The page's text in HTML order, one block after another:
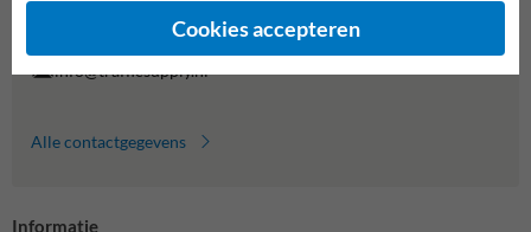
formulier in en we reageren zo spoedig mogelijk.
info@trafficsupply.nl
Alle contactgegevens
Informatie
Cookies accepteren